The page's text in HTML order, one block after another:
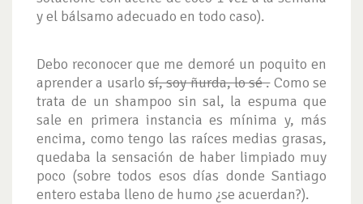
y el bálsamo adecuado en todo caso).
Debo reconocer que me demoré un poquito en
aprender a usarlo sí, soy ñurda, lo sé .Como se
trata de un shampoo sin sal, la espuma que
sale en primera instancia es mínima y, más
encima, como tengo las raíces medias grasas,
quedaba la sensación de haber limpiado muy
poco (sobre todos esos días donde Santiago
entero estaba lleno de humo ¿se acuerdan?).